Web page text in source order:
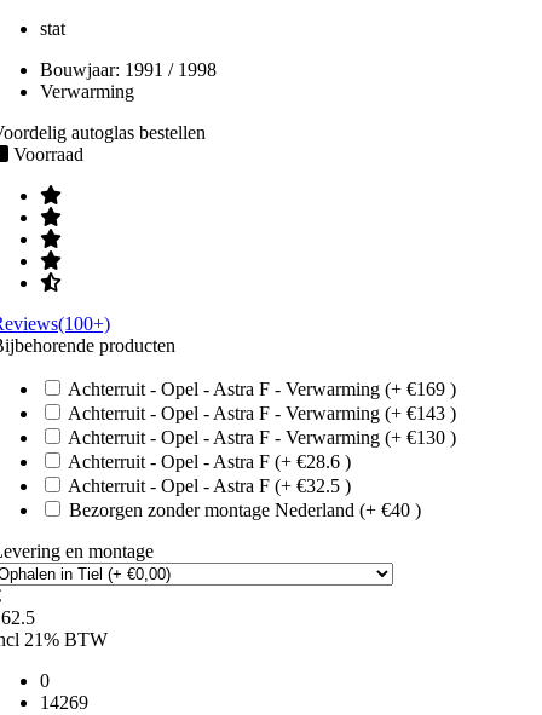
stat
Bouwjaar: 1991 / 1998
Verwarming
autoglas bestellen
Voorraad
producten
Achterruit - Opel - Astra F - Verwarming (+ €169 )
Achterruit - Opel - Astra F - Verwarming (+ €143 )
Achterruit - Opel - Astra F - Verwarming (+ €130 )
Achterruit - Opel - Astra F (+ €28.6 )
Achterruit - Opel - Astra F (+ €32.5 )
Bezorgen zonder montage Nederland (+ €40 )
en montage
21% BTW
0
14269